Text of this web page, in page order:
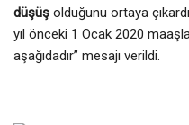
düşüş olduğunu ortaya
yıl önceki 1 Ocak 2020
aşağıdadır” mesajı verildi.